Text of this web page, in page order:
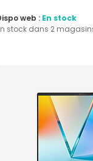
web : En stock
stock dans 2